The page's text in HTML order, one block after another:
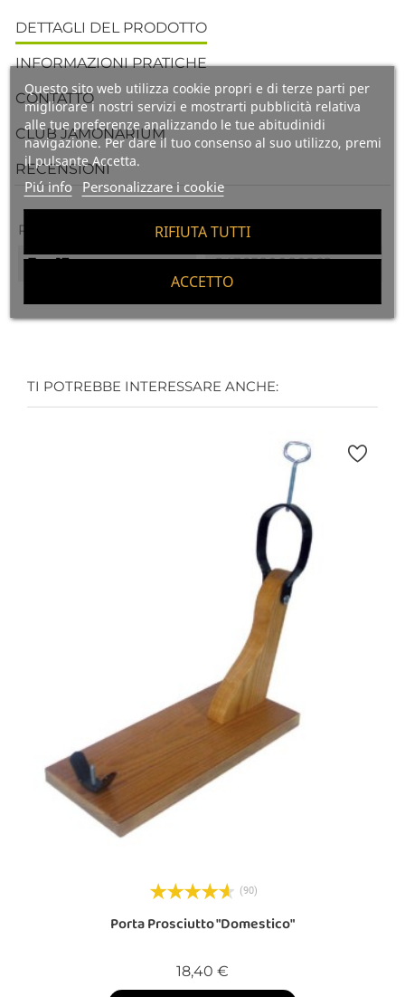
Questo sito web utilizza cookie propri e di terze parti per
migliorare i nostri servizi e mostrarti pubblicità relativa
alle tue preferenze analizzando le tue abitudinidi
navigazione. Per dare il tuo consenso al suo utilizzo, premi
il pulsante Accetta.
Piú info Personalizzare i cookie
RIFIUTA TUTTI
ACCETTO
DETTAGLI DEL PRODOTTO
INFORMAZIONI PRATICHE
CONTATTO
CLUB JAMONARIUM
RECENSIONI
Riferimenti Specifici
Ean13
8436580080262
TI POTREBBE INTERESSARE ANCHE:
(90)
Porta Prosciutto "Domestico"
18,40 €